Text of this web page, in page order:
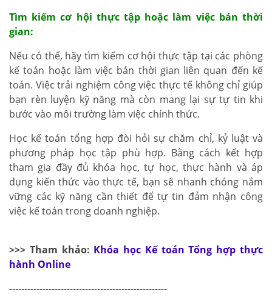
Tìm kiếm cơ hội thực tập hoặc làm việc bán thời
gian:
Nếu có thể, hãy tìm kiếm cơ hội thực tập tại các phòng
kế toán hoặc làm việc bán thời gian liên quan đến kế
toán. Việc trải nghiệm công việc thực tế không chỉ giúp
bạn rèn luyện kỹ năng mà còn mang lại sự tự tin khi
bước vào môi trường làm việc chính thức.
Học kế toán tổng hợp đòi hỏi sự chăm chỉ, kỷ luật và
phương pháp học tập phù hợp. Bằng cách kết hợp
tham gia đầy đủ khóa học, tự học, thực hành và áp
dụng kiến thức vào thực tế, bạn sẽ nhanh chóng nắm
vững các kỹ năng cần thiết để tự tin đảm nhận công
việc kế toán trong doanh nghiệp.
>>> Tham khảo: Khóa học Kế toán Tổng hợp thực
hành Online
----------------------------------------------------